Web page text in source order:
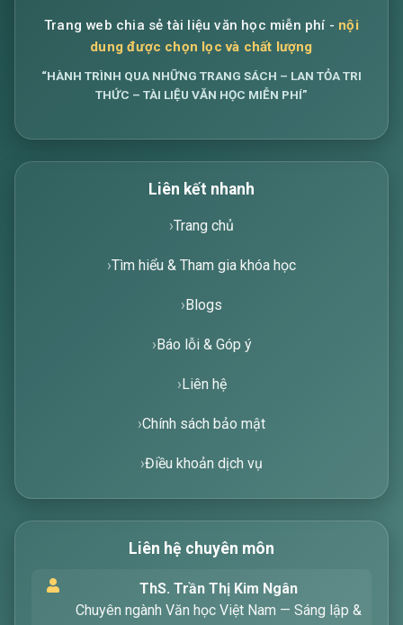
tìm kiếm các bài viết về văn học. Hãy nhập từ
khóa mà bạn quan tâm, tôi sẽ giúp bạn ngay
Trang web chia sẻ tài liệu văn học miễn phí - nội
dung được chọn lọc và chất lượng
“HÀNH TRÌNH QUA NHỮNG TRANG SÁCH – LAN TỎA TRI
THỨC – TÀI LIỆU VĂN HỌC MIỄN PHÍ”
Liên kết nhanh
Trang chủ
Tìm hiểu & Tham gia khóa học
Blogs
Báo lỗi & Góp ý
Liên hệ
Chính sách bảo mật
Điều khoản dịch vụ
Liên hệ chuyên môn
ThS. Trần Thị Kim Ngân
Chuyên ngành Văn học Việt Nam — Sáng lập &